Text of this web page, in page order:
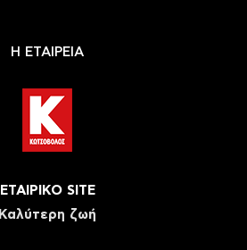
Η ΕΤΑΙΡΕΙΑ
ΕΤΑΙΡΙΚΟ SITE
Καλύτερη ζωή